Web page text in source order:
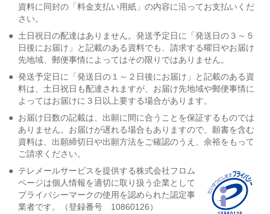
資料に同封の「料金支払い用紙」の内容に沿ってお支払いくだ
さい。
● 土日祝日の配達はありません。発送予定日に「発送日の３～５
日後にお届け」と記載のある資料でも、請求する曜日やお届け
先地域、郵便事情によってはその限りではありません。
● 発送予定日に「発送日の１～２日後にお届け」と記載のある資
料は、土日祝日も配達されますが、お届け先地域や郵便事情に
よってはお届けに３日以上要する場合があります。
● お届け日数の記載は、出願に間に合うことを保証するものでは
ありません。お届けが遅れる場合もありますので、願書を含む
資料は、出願締切日や出願方法をご確認のうえ、余裕をもって
ご請求ください。
● テレメールサービスを提供する株式会社フロム
ページは個人情報を適切に取り扱う企業として
プライバシーマークの使用を認められた認定事
業者です。（登録番号 10860126）